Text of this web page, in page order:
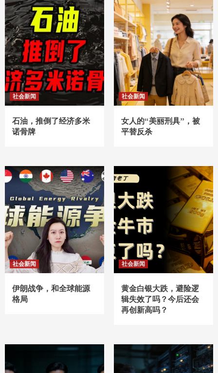
社会新闻
石油，推倒了经济多米
诺骨牌
社会新闻
女人的“美丽刑具”，被
平替反杀
社会新闻
伊朗战争，和全球能源
格局
社会新闻
黄金白银大跌，避险逻
辑失效了吗？今后还会
再创新高吗？ ​